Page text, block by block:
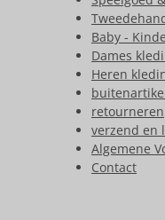
Baby -
Dames
Heren
retourneren
verzend en
Algemene
Contact